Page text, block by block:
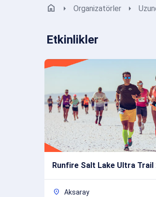
home arrow_right Organizatörler arrow_right
Etkinlikler
Runfire Salt Lake Ultra Trail
location_on Aksaray